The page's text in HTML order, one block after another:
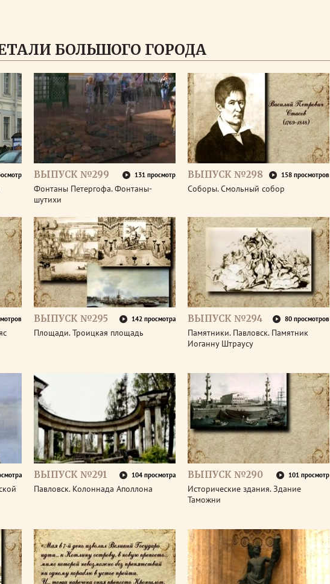
БОЛЬШОГО ГОРОДА
ВЫПУСК №299 131 просмотр
Фонтаны Петергофа. Фонтаны-
шутихи
ВЫПУСК №298 158 просмотров
Соборы. Смольный собор
ВЫПУСК №295 142 просмотра
Площади. Троицкая площадь
ВЫПУСК №294 80 просмотров
Памятники. Павловск. Памятник
Иоганну Штраусу
ВЫПУСК №291 104 просмотра
Павловск. Колоннада Аполлона
ВЫПУСК №290 101 просмотр
Исторические здания. Здание
Таможни